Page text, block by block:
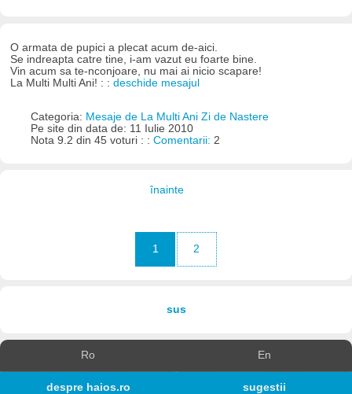
O armata de pupici a plecat acum de-aici.
Se indreapta catre tine, i-am vazut eu foarte bine.
Vin acum sa te-nconjoare, nu mai ai nicio scapare!
La Multi Multi Ani! : :deschide mesajul
Categoria: Mesaje de La Multi Ani Zi de Nastere
Pe site din data de: 11 Iulie 2010
Nota 9.2 din 45 voturi : : Comentarii: 2
înainte
1 2
sus
Ro En
despre haios.ro sugestii